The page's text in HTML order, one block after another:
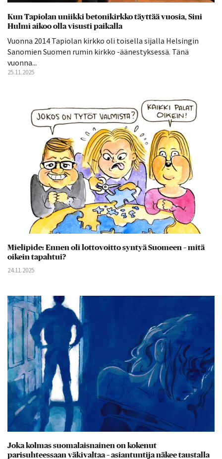
Kun Tapiolan uniikki betonikirkko täyttää vuosia, Sini
Hulmi aikoo olla visusti paikalla
Vuonna 2014 Tapiolan kirkko oli toisella sijalla Helsingin
Sanomien Suomen rumin kirkko -äänestyksessä. Tänä
vuonna...
25.11.2025
Mielipide: Ennen oli lottovoitto syntyä Suomeen – mitä
oikein tapahtui?
24.11.2025
Joka kolmas suomalaisnainen on kokenut
parisuhteessaan väkivaltaa – asiantuntija näkee taustalla